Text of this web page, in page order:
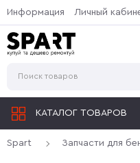
Информация Личный
КАТАЛОГ ТОВАРОВ
Spart Запчасти для